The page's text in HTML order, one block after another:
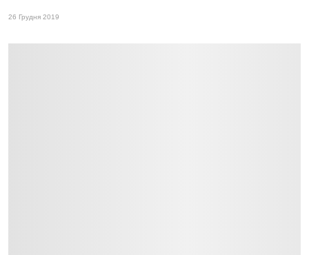
26 Грудня 2019